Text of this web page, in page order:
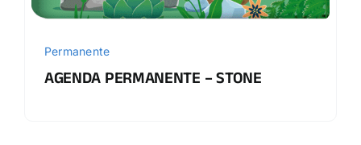
Permanente
AGENDA PERMANENTE – STONE